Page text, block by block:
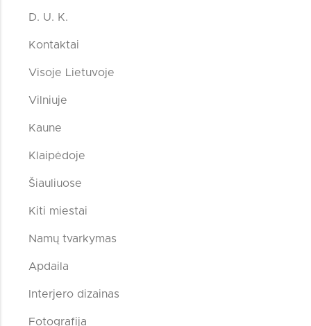
D. U. K.
Kontaktai
Visoje Lietuvoje
Vilniuje
Kaune
Klaipėdoje
Šiauliuose
Kiti miestai
Namų tvarkymas
Apdaila
Interjero dizainas
Fotografija